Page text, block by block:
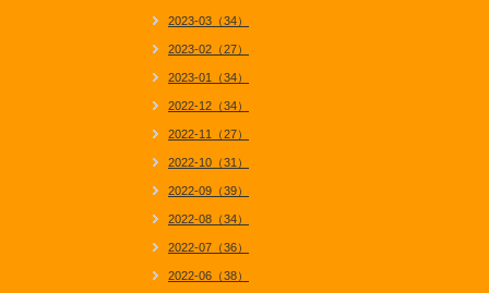
2023-03（34）
2023-02（27）
2023-01（34）
2022-12（34）
2022-11（27）
2022-10（31）
2022-09（39）
2022-08（34）
2022-07（36）
2022-06（38）